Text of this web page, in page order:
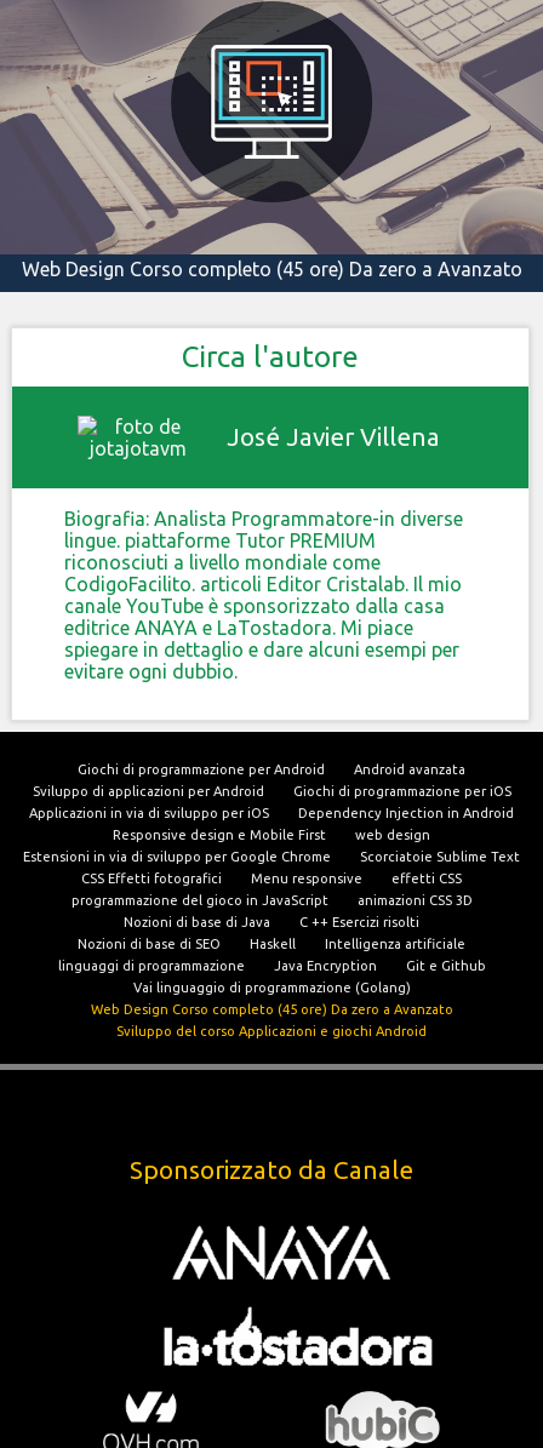
Web Design Corso completo (45 ore) Da zero a Avanzato
Circa l'autore
José Javier Villena
Biografia: Analista Programmatore-in diverse
lingue. piattaforme Tutor PREMIUM
riconosciuti a livello mondiale come
CodigoFacilito. articoli Editor Cristalab. Il mio
canale YouTube è sponsorizzato dalla casa
editrice ANAYA e LaTostadora. Mi piace
spiegare in dettaglio e dare alcuni esempi per
evitare ogni dubbio.
Giochi di programmazione per Android
Android avanzata
Sviluppo di applicazioni per Android
Giochi di programmazione per iOS
Applicazioni in via di sviluppo per iOS
Dependency Injection in Android
Responsive design e Mobile First
web design
Estensioni in via di sviluppo per Google Chrome
Scorciatoie Sublime Text
CSS Effetti fotografici
Menu responsive
effetti CSS
programmazione del gioco in JavaScript
animazioni CSS 3D
Nozioni di base di Java
C ++ Esercizi risolti
Nozioni di base di SEO
Haskell
Intelligenza artificiale
linguaggi di programmazione
Java Encryption
Git e Github
Vai linguaggio di programmazione (Golang)
Web Design Corso completo (45 ore) Da zero a Avanzato
Sviluppo del corso Applicazioni e giochi Android
Sponsorizzato da Canale